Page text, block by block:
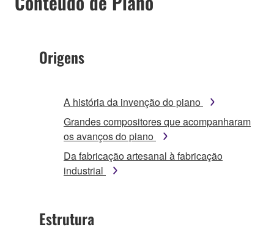
Origens
A história da invenção do piano
Grandes compositores que acompanharam
os avanços do piano
Da fabricação artesanal à fabricação
industrial
Estrutura